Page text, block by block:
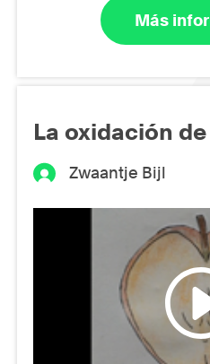
Más
La oxidación
Zwaantje Bijl